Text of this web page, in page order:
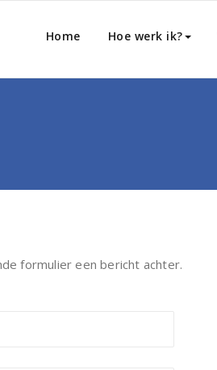
Home Hoe werk ik?
formulier een bericht achter.